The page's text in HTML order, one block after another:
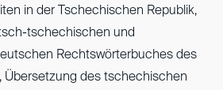
in der Tschechischen Republik,
tschechischen und
Rechtswörterbuches des
Übersetzung des tschechischen